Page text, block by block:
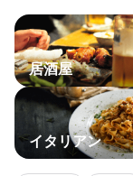
居酒屋
イタリアン